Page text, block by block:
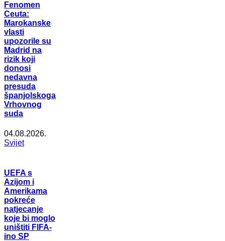
Fenomen
Ceuta:
Marokanske
vlasti
upozorile su
Madrid na
rizik koji
donosi
nedavna
presuda
španjolskoga
Vrhovnog
suda
04.08.2026.
Svijet
UEFA s
Azijom i
Amerikama
pokreće
natjecanje
koje bi moglo
uništiti FIFA-
ino SP